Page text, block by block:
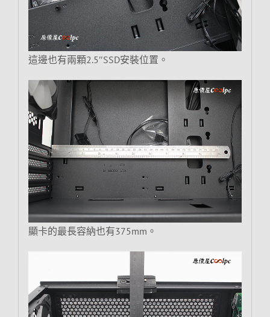
這邊也有兩顆2.5″SSD安裝位置。
顯卡的最長容納也有375mm。